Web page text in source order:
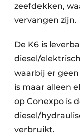
zeefdekken,
vervangen zijn.
De K6 is
diesel/
waarbij er
is maar alleen
op Conexpo is
diesel/
verbruikt.